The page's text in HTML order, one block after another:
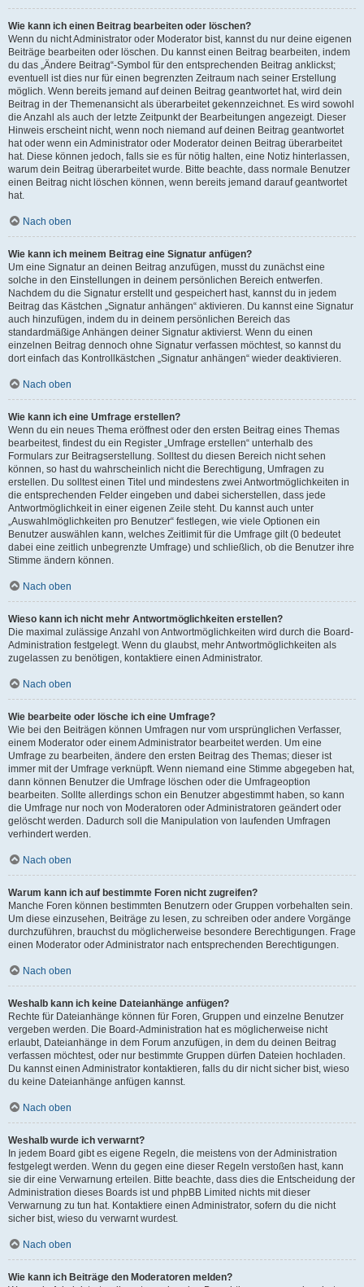
Wie kann ich einen Beitrag bearbeiten oder löschen?
Wenn du nicht Administrator oder Moderator bist, kannst du nur deine eigenen
Beiträge bearbeiten oder löschen. Du kannst einen Beitrag bearbeiten, indem
du das „Ändere Beitrag“-Symbol für den entsprechenden Beitrag anklickst;
eventuell ist dies nur für einen begrenzten Zeitraum nach seiner Erstellung
möglich. Wenn bereits jemand auf deinen Beitrag geantwortet hat, wird dein
Beitrag in der Themenansicht als überarbeitet gekennzeichnet. Es wird sowohl
die Anzahl als auch der letzte Zeitpunkt der Bearbeitungen angezeigt. Dieser
Hinweis erscheint nicht, wenn noch niemand auf deinen Beitrag geantwortet
hat oder wenn ein Administrator oder Moderator deinen Beitrag überarbeitet
hat. Diese können jedoch, falls sie es für nötig halten, eine Notiz hinterlassen,
warum dein Beitrag überarbeitet wurde. Bitte beachte, dass normale Benutzer
einen Beitrag nicht löschen können, wenn bereits jemand darauf geantwortet
hat.
Nach oben
Wie kann ich meinem Beitrag eine Signatur anfügen?
Um eine Signatur an deinen Beitrag anzufügen, musst du zunächst eine
solche in den Einstellungen in deinem persönlichen Bereich entwerfen.
Nachdem du die Signatur erstellt und gespeichert hast, kannst du in jedem
Beitrag das Kästchen „Signatur anhängen“ aktivieren. Du kannst eine Signatur
auch hinzufügen, indem du in deinem persönlichen Bereich das
standardmäßige Anhängen deiner Signatur aktivierst. Wenn du einen
einzelnen Beitrag dennoch ohne Signatur verfassen möchtest, so kannst du
dort einfach das Kontrollkästchen „Signatur anhängen“ wieder deaktivieren.
Nach oben
Wie kann ich eine Umfrage erstellen?
Wenn du ein neues Thema eröffnest oder den ersten Beitrag eines Themas
bearbeitest, findest du ein Register „Umfrage erstellen“ unterhalb des
Formulars zur Beitragserstellung. Solltest du diesen Bereich nicht sehen
können, so hast du wahrscheinlich nicht die Berechtigung, Umfragen zu
erstellen. Du solltest einen Titel und mindestens zwei Antwortmöglichkeiten in
die entsprechenden Felder eingeben und dabei sicherstellen, dass jede
Antwortmöglichkeit in einer eigenen Zeile steht. Du kannst auch unter
„Auswahlmöglichkeiten pro Benutzer“ festlegen, wie viele Optionen ein
Benutzer auswählen kann, welches Zeitlimit für die Umfrage gilt (0 bedeutet
dabei eine zeitlich unbegrenzte Umfrage) und schließlich, ob die Benutzer ihre
Stimme ändern können.
Nach oben
Wieso kann ich nicht mehr Antwortmöglichkeiten erstellen?
Die maximal zulässige Anzahl von Antwortmöglichkeiten wird durch die Board-
Administration festgelegt. Wenn du glaubst, mehr Antwortmöglichkeiten als
zugelassen zu benötigen, kontaktiere einen Administrator.
Nach oben
Wie bearbeite oder lösche ich eine Umfrage?
Wie bei den Beiträgen können Umfragen nur vom ursprünglichen Verfasser,
einem Moderator oder einem Administrator bearbeitet werden. Um eine
Umfrage zu bearbeiten, ändere den ersten Beitrag des Themas; dieser ist
immer mit der Umfrage verknüpft. Wenn niemand eine Stimme abgegeben hat,
dann können Benutzer die Umfrage löschen oder die Umfrageoption
bearbeiten. Sollte allerdings schon ein Benutzer abgestimmt haben, so kann
die Umfrage nur noch von Moderatoren oder Administratoren geändert oder
gelöscht werden. Dadurch soll die Manipulation von laufenden Umfragen
verhindert werden.
Nach oben
Warum kann ich auf bestimmte Foren nicht zugreifen?
Manche Foren können bestimmten Benutzern oder Gruppen vorbehalten sein.
Um diese einzusehen, Beiträge zu lesen, zu schreiben oder andere Vorgänge
durchzuführen, brauchst du möglicherweise besondere Berechtigungen. Frage
einen Moderator oder Administrator nach entsprechenden Berechtigungen.
Nach oben
Weshalb kann ich keine Dateianhänge anfügen?
Rechte für Dateianhänge können für Foren, Gruppen und einzelne Benutzer
vergeben werden. Die Board-Administration hat es möglicherweise nicht
erlaubt, Dateianhänge in dem Forum anzufügen, in dem du deinen Beitrag
verfassen möchtest, oder nur bestimmte Gruppen dürfen Dateien hochladen.
Du kannst einen Administrator kontaktieren, falls du dir nicht sicher bist, wieso
du keine Dateianhänge anfügen kannst.
Nach oben
Weshalb wurde ich verwarnt?
In jedem Board gibt es eigene Regeln, die meistens von der Administration
festgelegt werden. Wenn du gegen eine dieser Regeln verstoßen hast, kann
sie dir eine Verwarnung erteilen. Bitte beachte, dass dies die Entscheidung der
Administration dieses Boards ist und phpBB Limited nichts mit dieser
Verwarnung zu tun hat. Kontaktiere einen Administrator, sofern du die nicht
sicher bist, wieso du verwarnt wurdest.
Nach oben
Wie kann ich Beiträge den Moderatoren melden?